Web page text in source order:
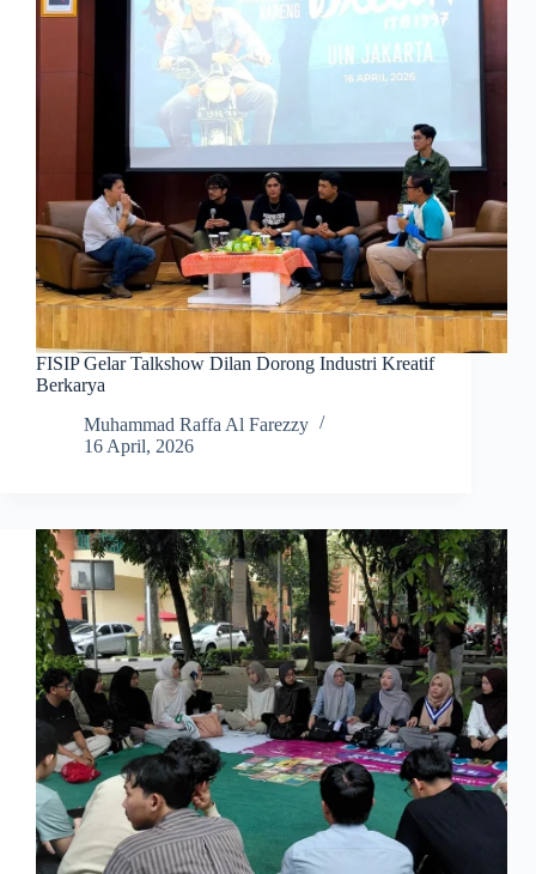
FISIP Gelar Talkshow Dilan Dorong Industri Kreatif
Berkarya
Muhammad Raffa Al Farezzy
16 April, 2026